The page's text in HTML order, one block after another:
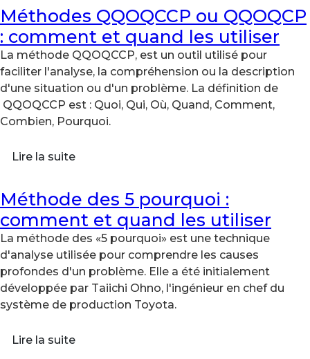
Méthodes QQOQCCP ou QQOQCP
: comment et quand les utiliser
La méthode QQOQCCP, est un outil utilisé pour
faciliter l'analyse, la compréhension ou la description
d'une situation ou d'un problème. La définition de
QQOQCCP est : Quoi, Qui, Où, Quand, Comment,
Combien, Pourquoi.
Lire la suite
Méthode des 5 pourquoi :
comment et quand les utiliser
La méthode des «5 pourquoi» est une technique
d'analyse utilisée pour comprendre les causes
profondes d'un problème. Elle a été initialement
développée par Taiichi Ohno, l'ingénieur en chef du
système de production Toyota.
Lire la suite